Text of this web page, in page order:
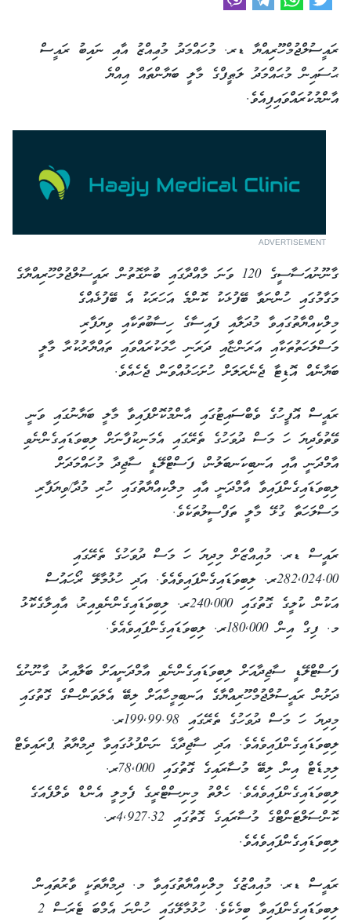
ރައީސުލްޖުމްހޫރިއްޔާ ޑރ. މުހައްމަދު މުޢިއްޒު އާއި ނައިބު ރައީސް
ޙުސައިން މުޙައްމަދު ލަޠީފްގެ މާލީ ބަޔާންތައް އިއްޔެ
އާންމުކުރައްވައިފިއެވެ.
ADVERTISEMENT
ގާނޫނުއަސާސީގެ 120 ވަނަ މާއްދާގައި ބުނާގޮތުން ރައީސުލްޖުމްހޫރިއްޔާގެ
މަގާމުގައި ހުންނަވާ ބޭފުޅަކު ކޮންމެ އަހަރަކު އެ ބޭފުޅެއްގެ
މިލްކިއްޔާތުގައިވާ މުދަލާއި ފައިސާގެ ހިސާބުތަކާއި ވިޔަފާރި
މަސްލަހަތުތަކާއި އަރަންޏާއި ދަރަނި ހާމަކުރައްވައި ތައްޔާރުކުރާ މާލީ
ބަޔާނެއް އޮޑިޓާ ޖެނެރަލަށް ހުށަހަޅުއްވަން ޖެހެއެވެ.
ރައީސް އޮފީހުގެ ވެބްސައިޓުގައި އާންމުކޮށްފައިވާ މާލީ ބަޔާނުގައި ވަނީ
ވޭތުވެދިޔަ ހަ މަސް ދުވަހުގެ ތެރޭގައި އެމަނިކުފާނަށް ލިބިވަޑައިގެންނެވި
އާމްދަނީ އާއި އަނބިކަނބަލުން، ފަސްޓްލޭޑީ ސާޖިދާ މުހައްމަދަށް
ލިބިވަޑައިގެންފައިވާ އާމްދަނީ އާއި މިލްކިއްޔާތުގައި ހުރި މުދާ/ވިޔަފާރި
މަސްލަހަތާ ގުޅޭ މާލީ ތަފްސީލުތަކެވެ.
ރައީސް ޑރ. މުއިއްޒަށް މިދިޔަ ހަ މަސް ދުވަހުގެ ތެރޭގައި
282,024.00ރ. ލިބިވަޑައިގެންފައިވެއެވެ. އަދި ހުޅުމާލޭ ރޯހައުސް
އަކުން ކުލީގެ ގޮތުގައި 240,000ރ. ލިބިވަޑައިގެންނެވިއިރު، އާއިލާގެކޮޅު
މ. ފިގް އިން 180,000ރ. ލިބިވަޑައިގެންފައިވެއެވެ.
ފަސްޓްލޭޑީ ސާޖިދާއަށް ލިބިވަޑައިގެންނެވި އާމްދަނީއަށް ބަލާއިރު، ގާނޫނުގެ
ދަށުން ރައީސުލްޖުމްހޫރިއްޔާގެ އަނބިމީހާއަށް ލިބޭ އެލަވަންސްގެ ގޮތުގައި
މިދިޔަ ހަ މަސް ދުވަހުގެ ތެރޭގައި 199,99.98ރ.
ލިބިވަޑައިގެންފައިވެއެވެ. އަދި ސާޖިދާގެ ނަންފުޅުގައިވާ ދިމްޔާތު ޕްރައިވެޓް
ލިމިޑެޓް އިން ލިބޭ މުސާރައިގެ ގޮތުގައި 78,000ރ.
ލިބިވަޑައިގެންފައިވެއެވެ. ހެލްތު މިނިސްޓްރީގެ ފެމިލީ އެންޑް ވެލްފެއަގެ
ކޮންސަލްޓަންޓްގެ މުސާރައިގެ ގޮތުގައި 4,927.32ރ.
ލިބިވަޑައިގެންފައިވެއެވެ.
ރައީސް ޑރ. މުއިއްޒުގެ މިލްކިއްޔާތުގައިވާ މ. ދިމްޔާތަކީ ވާރުތައިން
ލިބިވަޑަައިގެންފައިވާ ބިމެކެވެ. ހުޅުމާލޭގައި ހުންނަ އެމްބަ ޓެރަސް 2